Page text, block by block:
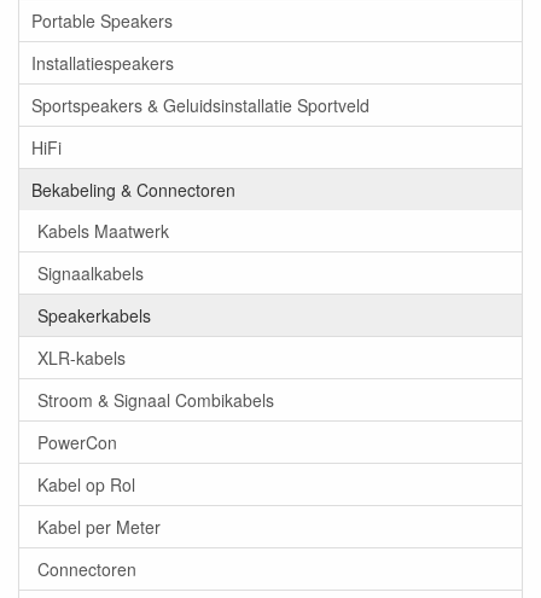
Portable Speakers
Installatiespeakers
Sportspeakers & Geluidsinstallatie Sportveld
HiFi
Bekabeling & Connectoren
Kabels Maatwerk
Signaalkabels
Speakerkabels
XLR-kabels
Stroom & Signaal Combikabels
PowerCon
Kabel op Rol
Kabel per Meter
Connectoren